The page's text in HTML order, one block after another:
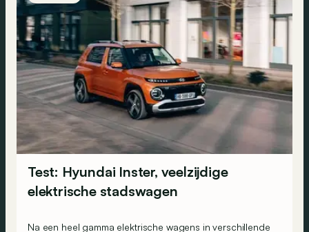
Test: Hyundai Inster, veelzijdige
elektrische stadswagen
Na een heel gamma elektrische wagens in verschillende